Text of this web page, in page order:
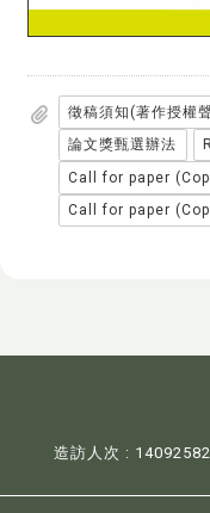
論文獎甄選辦法
造訪人次 : 14092582